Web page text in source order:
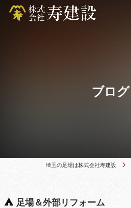
ブログ
埼玉の足場は株式会社寿建設
足場＆外部リフォーム